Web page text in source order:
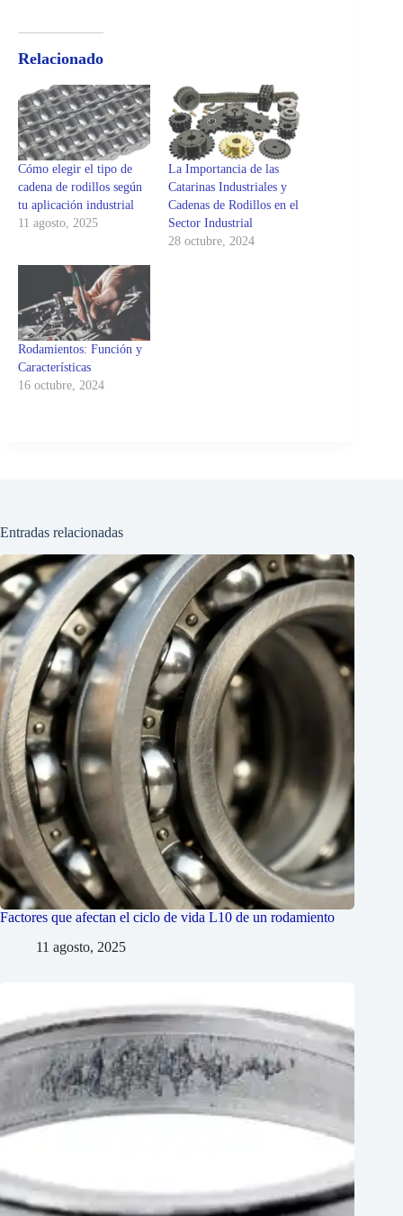
Relacionado
Cómo elegir el tipo de
cadena de rodillos según
tu aplicación industrial
11 agosto, 2025
La Importancia de las
Catarinas Industriales y
Cadenas de Rodillos en el
Sector Industrial
28 octubre, 2024
Rodamientos: Función y
Características
16 octubre, 2024
Entradas relacionadas
Factores que afectan el ciclo de vida L10 de un rodamiento
11 agosto, 2025